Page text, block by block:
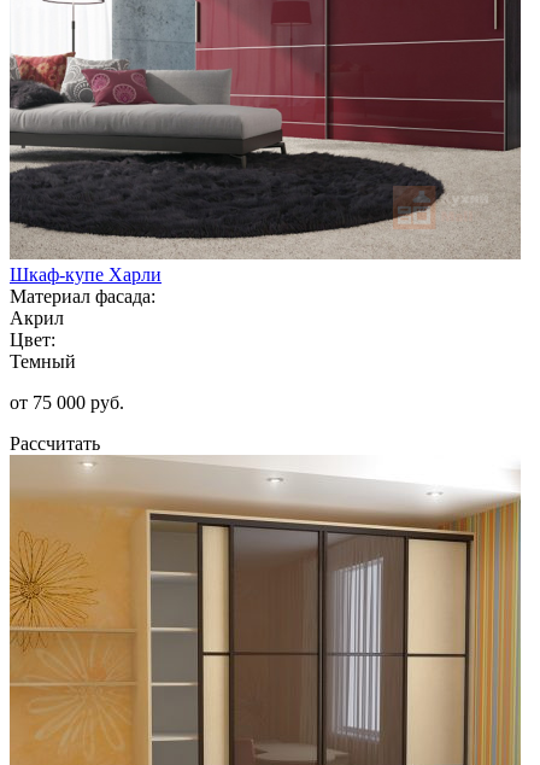
Шкаф-купе Харли
Материал фасада:
Акрил
Цвет:
Темный
от 75 000 руб.
Рассчитать